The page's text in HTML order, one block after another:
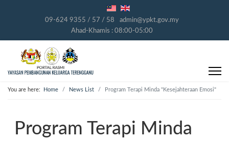
09-624 9355 / 57 / 58
admin@ypkt.gov.my
Ahad-Khamis : 08:00-05:00
You are here: Home News List Program Terapi Minda "Kesejahteraan Emosi"
Program Terapi Minda